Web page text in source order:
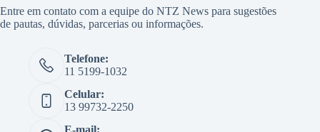
Entre em contato com a equipe do NTZ News para sugestões
de pautas, dúvidas, parcerias ou informações.
Telefone:
11 5199-1032
Celular:
13 99732-2250
E-mail: